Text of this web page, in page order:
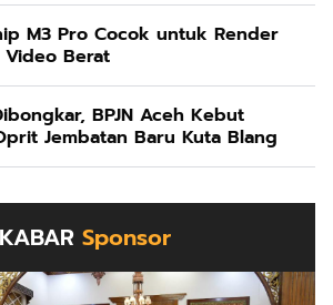
M3 Pro Cocok untuk Render
Berat
BPJN Aceh Kebut
Jembatan Baru Kuta Blang
KABAR Sponsor